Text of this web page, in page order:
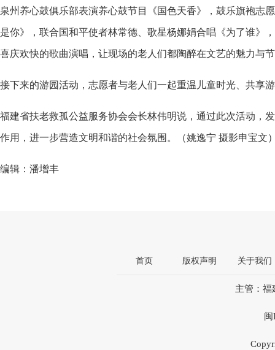
泉州养心鼓俱乐部表演养心鼓节目《国色天香》，鼓乐旗袍志
是你》，联合国和平使者林常德、歌星杨娜娟合唱《为了谁》
喜庆欢快的歌曲演唱，让现场的老人们都陶醉在文艺的魅力与
接下来的游园活动，志愿者与老人们一起重温儿童时光、共享
福建省扶老救孤公益服务协会会长林伟明说，通过此次活动，
作用，进一步营造文明和谐的社会氛围。（姚逸宁 摄影申宝文
编辑：潘增丰
首页 版权声明 关于我们
主管：福
闽